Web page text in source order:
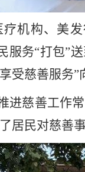
机构、美
服务“打包”
受慈善服务”
进慈善工作
居民对慈善